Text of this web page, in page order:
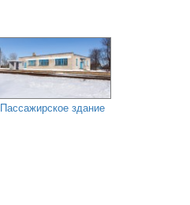
Пассажирское здание